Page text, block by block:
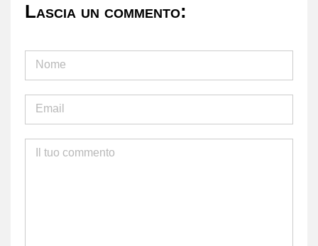
Lascia un commento: